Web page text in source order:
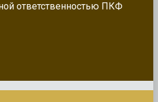
ответственностью ПКФ